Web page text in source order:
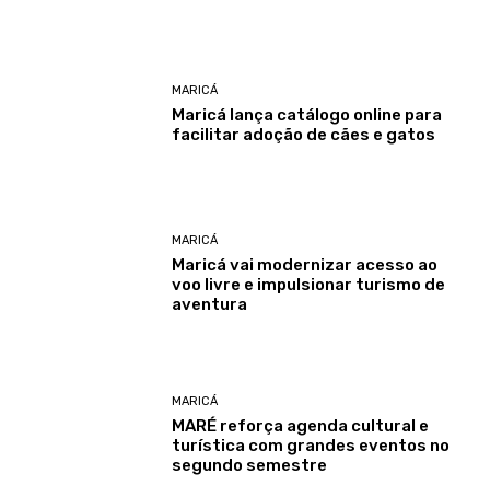
MARICÁ
Maricá lança catálogo online para
facilitar adoção de cães e gatos
MARICÁ
Maricá vai modernizar acesso ao
voo livre e impulsionar turismo de
aventura
MARICÁ
MARÉ reforça agenda cultural e
turística com grandes eventos no
segundo semestre